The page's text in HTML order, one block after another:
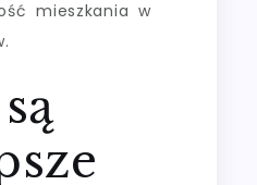
mieszkania w